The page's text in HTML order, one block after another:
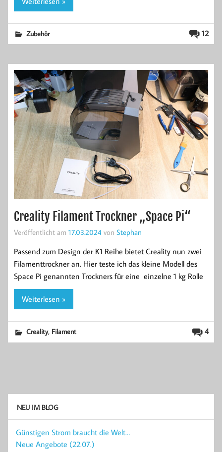
12
Zubehör
Creality Filament Trockner „Space Pi“
Veröffentlicht am 17.03.2024 von Stephan
Passend zum Design der K1 Reihe bietet Creality nun zwei
Filamenttrockner an. Hier teste ich das kleine Modell des
Space Pi genannten Trockners für eine einzelne 1 kg Rolle
Weiterlesen »
4
Creality, Filament
NEU IM BLOG
Günstigen Strom braucht die Welt…
Neue Angebote (22.07.)